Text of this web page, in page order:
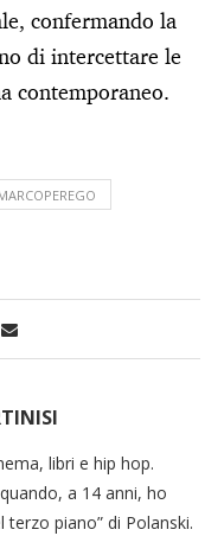
confermando la
di intercettare le
contemporaneo.
libri e hip hop.
a 14 anni, ho
terzo piano” di Polanski.